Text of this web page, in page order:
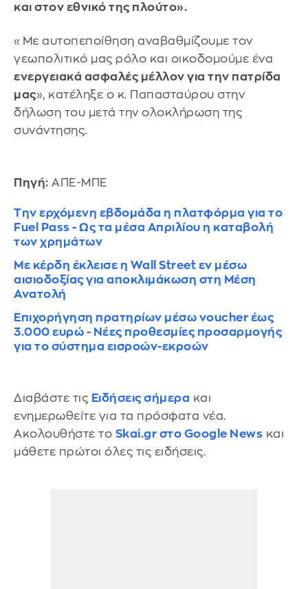
και στον εθνικό της πλούτο».
«Με αυτοπεποίθηση αναβαθμίζουμε τον
γεωπολιτικό μας ρόλο και οικοδομούμε ένα
ενεργειακά ασφαλές μέλλον για την πατρίδα
μας», κατέληξε ο κ. Παπασταύρου στην
δήλωση του μετά την ολοκλήρωση της
συνάντησης.
Πηγή: ΑΠΕ-ΜΠΕ
Την ερχόμενη εβδομάδα η πλατφόρμα για το
Fuel Pass - Ως τα μέσα Απριλίου η καταβολή
των χρημάτων
Με κέρδη έκλεισε η Wall Street εν μέσω
αισιοδοξίας για αποκλιμάκωση στη Μέση
Ανατολή
Επιχορήγηση πρατηρίων μέσω voucher έως
3.000 ευρώ - Νέες προθεσμίες προσαρμογής
για το σύστημα εισροών-εκροών
Διαβάστε τις Ειδήσεις σήμερα και
ενημερωθείτε για τα πρόσφατα νέα.
Ακολουθήστε το Skai.gr στο Google News και
μάθετε πρώτοι όλες τις ειδήσεις.